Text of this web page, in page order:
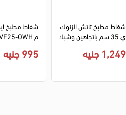
شفاط مطبخ تاتش الزنوك
ي 35 سم باتجاهين وشبك
1,249 جنيه عاجي
995 جنيه